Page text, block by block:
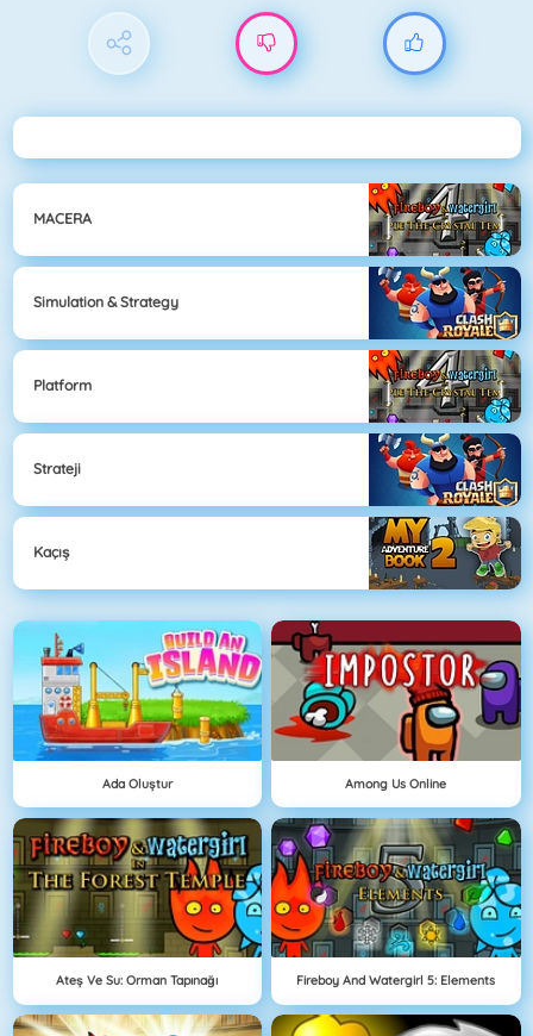
MACERA
Simulation & Strategy
Platform
Strateji
Kaçış
Ada Oluştur Among Us Online
Ateş Ve Su: Orman Tapınağı Fireboy And Watergirl 5: Elements